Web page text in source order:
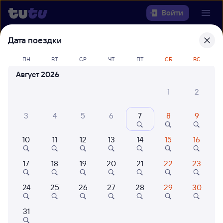
Войти
Выберите день, чтобы найти
билеты Новосибирск-Главный —
Пыть-Ях
Куда
Когда
Кто едет
Найти поезда
Дата поездки
ПН ВТ СР ЧТ ПТ СБ ВС
Август 2026
1
2
3 4 5 6 7 8 9
10 11 12 13 14 15 16
17 18 19 20 21 22 23
24 25 26 27 28 29 30
31